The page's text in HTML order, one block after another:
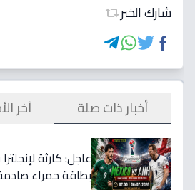
شارك الخبر
أخبار ذات صلة آخر
عاجل: كارثة
بطاقة حمراء